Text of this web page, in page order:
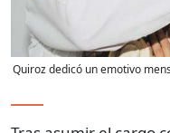
Quiroz dedicó un emotivo